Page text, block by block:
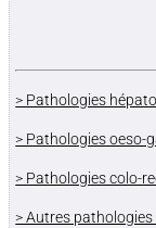
> Pathologies
> Pathologies oeso-
> Pathologies colo-
> Autres